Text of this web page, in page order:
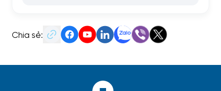
Chia sẻ: